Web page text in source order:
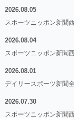
2026.08.05
スポーツニッポン新聞
2026.08.04
スポーツニッポン新聞
2026.08.01
デイリースポーツ新聞
2026.07.30
スポーツニッポン新聞